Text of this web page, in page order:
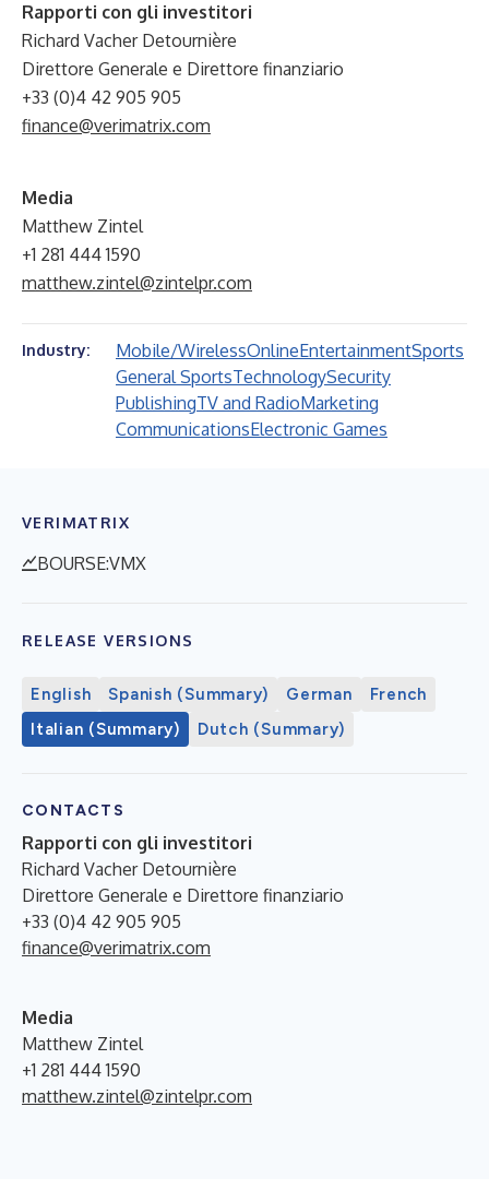
Rapporti con gli investitori
Richard Vacher Detournière
Direttore Generale e Direttore finanziario
+33 (0)4 42 905 905
finance@verimatrix.com
Media
Matthew Zintel
+1 281 444 1590
matthew.zintel@zintelpr.com
Industry: Mobile/WirelessOnlineEntertainmentSports
General SportsTechnologySecurity
PublishingTV and RadioMarketing
CommunicationsElectronic Games
VERIMATRIX
BOURSE:VMX
RELEASE VERSIONS
English Spanish (Summary) German
French
Italian (Summary)
Dutch (Summary)
CONTACTS
Rapporti con gli investitori
Richard Vacher Detournière
Direttore Generale e Direttore finanziario
+33 (0)4 42 905 905
finance@verimatrix.com
Media
Matthew Zintel
+1 281 444 1590
matthew.zintel@zintelpr.com